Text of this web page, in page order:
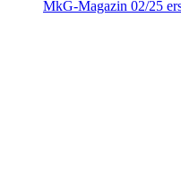
MkG-Magazin 02/25